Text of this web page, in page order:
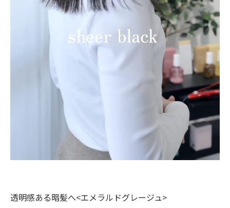
透明感ある暗髪へ<エメラルドグレージュ>